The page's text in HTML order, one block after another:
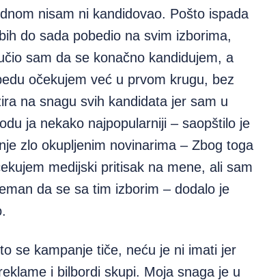
nisam ni kandidovao. Pošto ispada
do sada pobedio na svim izborima,
sam da se konačno kandidujem, a
očekujem već u prvom krugu, bez
na snagu svih kandidata jer sam u
ja nekako najpopularniji – saopštilo je
zlo okupljenim novinarima – Zbog toga
medijski pritisak na mene, ali sam
da se sa tim izborim – dodalo je
se kampanje tiče, neću je ni imati jer
i bilbordi skupi. Moja snaga je u